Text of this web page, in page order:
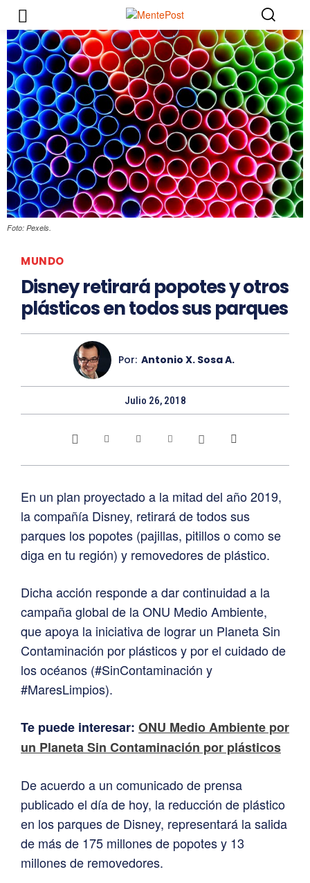
Foto: Pexels.
MUNDO
Disney retirará popotes y otros
plásticos en todos sus parques
Por: Antonio X. Sosa A.
Julio 26, 2018
En un plan proyectado a la mitad del año 2019,
la compañía Disney, retirará de todos sus
parques los popotes (pajillas, pitillos o como se
diga en tu región) y removedores de plástico.
Dicha acción responde a dar continuidad a la
campaña global de la ONU Medio Ambiente,
que apoya la iniciativa de lograr un Planeta Sin
Contaminación por plásticos y por el cuidado de
los océanos (#SinContaminación y
#MaresLimpios).
Te puede interesar: ONU Medio Ambiente por
un Planeta Sin Contaminación por plásticos
De acuerdo a un comunicado de prensa
publicado el día de hoy, la reducción de plástico
en los parques de Disney, representará la salida
de más de 175 millones de popotes y 13
millones de removedores.